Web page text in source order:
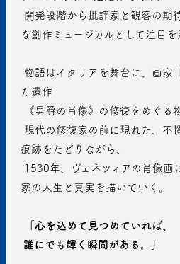
な創作ミュージカルとして注目
た遺作
《男爵の肖像》の修復をめぐる
痕跡をたどりながら、
家の人生と真実を描いていく。
「心を込めて見つめていれば、
誰にでも輝く瞬間がある。」